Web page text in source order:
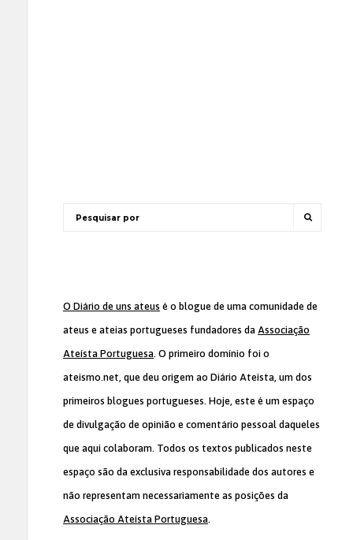
O Diário de uns ateus é o blogue de uma comunidade de
ateus e ateias portugueses fundadores da Associação
Ateísta Portuguesa. O primeiro domínio foi o
ateismo.net, que deu origem ao Diário Ateísta, um dos
primeiros blogues portugueses. Hoje, este é um espaço
de divulgação de opinião e comentário pessoal daqueles
que aqui colaboram. Todos os textos publicados neste
espaço são da exclusiva responsabilidade dos autores e
não representam necessariamente as posições da
Associação Ateísta Portuguesa.